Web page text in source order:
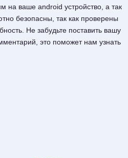
на ваше android устройство, а так
безопасны, так как проверены
Не забудьте поставить вашу
это поможет нам узнать